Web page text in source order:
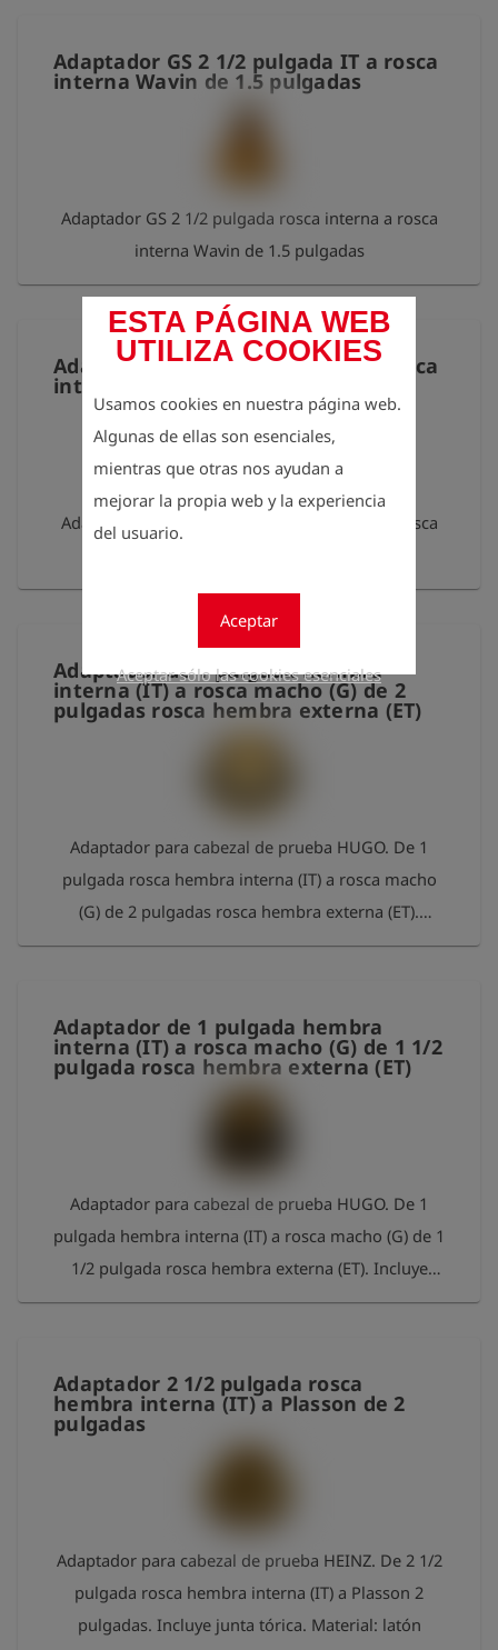
ESTA PÁGINA WEB
UTILIZA COOKIES
Usamos cookies en nuestra página web.
Algunas de ellas son esenciales,
mientras que otras nos ayudan a
mejorar la propia web y la experiencia
del usuario.
Aceptar
Aceptar sólo las cookies esenciales
Adaptador GS 2 1/2 pulgada IT a rosca
interna Wavin de 1.5 pulgadas
Adaptador GS 2 1/2 pulgada rosca interna a rosca
interna Wavin de 1.5 pulgadas
Adaptador GS 2 1/2 pulgada IT a rosca
interna Wavin de 3 pulgadas
Adaptador GS 2 1/2 pulgada rosca interna a rosca
Adaptador de 1 pulgada hembra
interna (IT) a rosca macho (G) de 2
pulgadas rosca hembra externa (ET)
Adaptador para cabezal de prueba HUGO. De 1
pulgada rosca hembra interna (IT) a rosca macho
(G) de 2 pulgadas rosca hembra externa (ET).
Incluye junta tórica. Material: latón
Adaptador de 1 pulgada hembra
interna (IT) a rosca macho (G) de 1 1/2
pulgada rosca hembra externa (ET)
Adaptador para cabezal de prueba HUGO. De 1
pulgada hembra interna (IT) a rosca macho (G) de 1
1/2 pulgada rosca hembra externa (ET). Incluye
junta tórica. Material: latón
Adaptador 2 1/2 pulgada rosca
hembra interna (IT) a Plasson de 2
pulgadas
Adaptador para cabezal de prueba HEINZ. De 2 1/2
pulgada rosca hembra interna (IT) a Plasson 2
pulgadas. Incluye junta tórica. Material: latón